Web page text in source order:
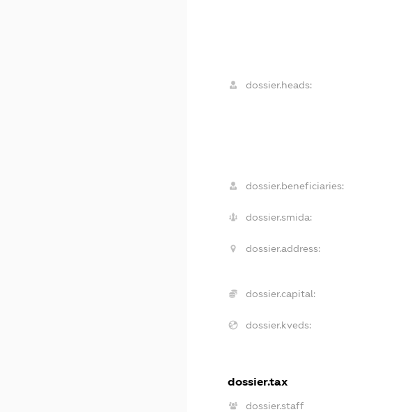
dossier.heads:
dossier.beneficiaries:
dossier.smida:
dossier.address:
dossier.capital:
dossier.kveds:
dossier.tax
dossier.staff